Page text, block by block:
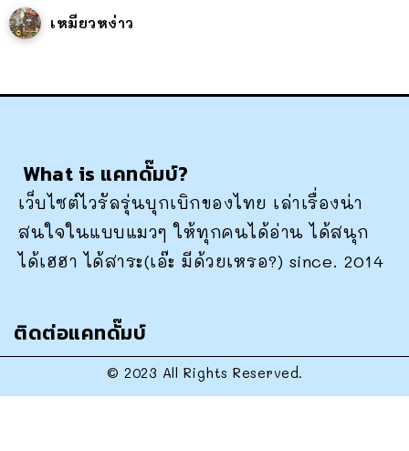
เหมียวหง่าว
What is แคทดั๊มบ์?
เว็บไซต์ไวรัลรุ่นบุกเบิกของไทย เล่าเรื่องน่า
สนใจในแบบแมวๆ ให้ทุกคนได้อ่าน ได้สนุก
ได้เฮฮา ได้สาระ(เอ๊ะ มีด้วยเหรอ?) since. 2014
ติดต่อแคทดั๊มบ์
© 2023 All Rights Reserved.